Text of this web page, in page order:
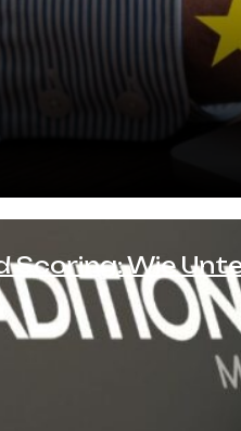
Scoring: Wie